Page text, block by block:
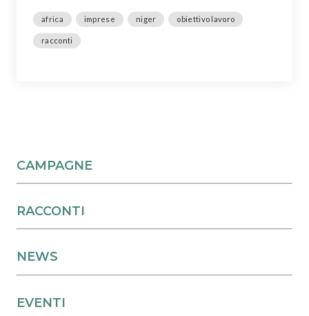
africa imprese niger obiettivo lavoro
racconti
CAMPAGNE
RACCONTI
NEWS
EVENTI